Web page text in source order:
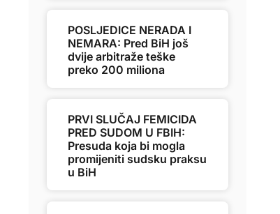
POSLJEDICE NERADA I
NEMARA: Pred BiH još
dvije arbitraže teške
preko 200 miliona
PRVI SLUČAJ FEMICIDA
PRED SUDOM U FBIH:
Presuda koja bi mogla
promijeniti sudsku praksu
u BiH